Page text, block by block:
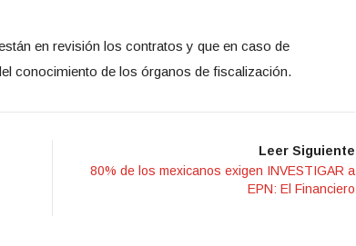
en revisión los contratos y que en caso de
conocimiento de los órganos de fiscalización.
Leer Siguiente
80% de los mexicanos exigen INVESTIGAR a
EPN: El Financiero